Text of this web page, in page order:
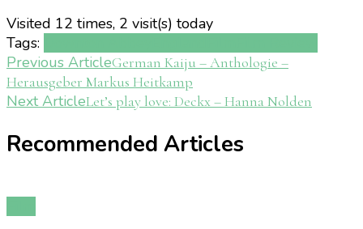
Visited 12 times, 2 visit(s) today
Tags:
Post
Navigation
Previous ArticleGerman Kaiju – Anthologie –
Herausgeber Markus Heitkamp
Next ArticleLet’s play love: Deckx – Hanna Nolden
Recommended Articles